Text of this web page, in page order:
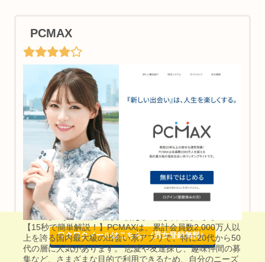
【PR】ご近所の相手に会える＆遊び友達見つかる♪
ワクワクメールはこちら♪（男女登録無料）
PCMAX
【15秒で簡単解説！】PCMAXは、累計会員数2,000万人以
上を誇る国内最大級の出会い系アプリで、特に20代から50
代の層に人気があります。 恋愛や友達探し、趣味仲間の募
集など、さまざまな目的で利用できるため、自分のニーズ